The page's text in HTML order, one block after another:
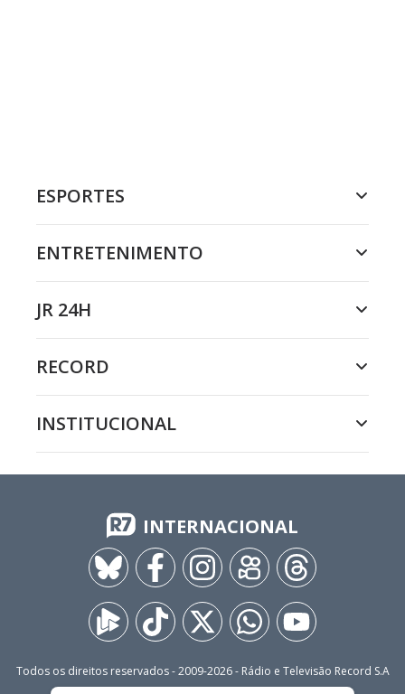
ESPORTES
ENTRETENIMENTO
JR 24H
RECORD
INSTITUCIONAL
INTERNACIONAL
Todos os direitos reservados - 2009-2026- Rádio e Televisão Record S.A